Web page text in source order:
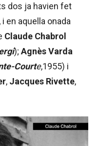
dos ja havien fet
en aquella onada
Claude Chabrol
); Agnès Varda
Courte,1955) i
, Jacques Rivette,